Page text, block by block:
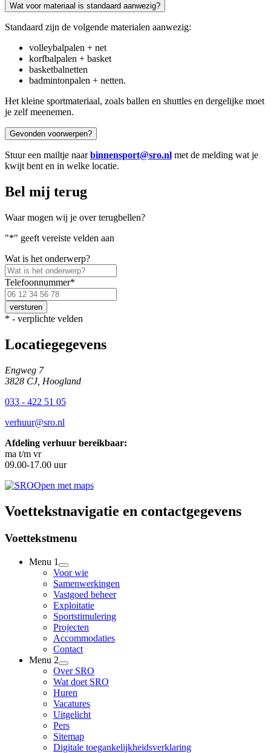
Wat voor materiaal is standaard aanwezig?
Standaard zijn de volgende materialen aanwezig:
volleybalpalen + net
korfbalpalen + basket
basketbalnetten
badmintonpalen + netten.
Het kleine sportmateriaal, zoals ballen en shuttles en dergelijke moet
je zelf meenemen.
Gevonden voorwerpen?
Stuur een mailtje naarbinnensport@sro.nl met de melding wat je
kwijt bent en in welke locatie.
Bel mij terug
Waar mogen wij je over terugbellen?
"*" geeft vereiste velden aan
Wat is het onderwerp?
Telefoonnummer*
een
* - verplichte velden
Locatiegegevens
Engweg 7
3828 CJ, Hoogland
033 - 422 51 05
verhuur@sro.nl
Afdeling verhuur bereikbaar:
ma t/m vr
09.00-17.00 uur
Open met maps
Voettekstnavigatie en contactgegevens
Voettekstmenu
Menu 1
Voor wie
Samenwerkingen
Vastgoed beheer
Exploitatie
Sportstimulering
Projecten
Accommodaties
Contact
Menu 2
Over SRO
Wat doet SRO
Huren
Vacatures
Uitgelicht
Pers
Sitemap
Digitale toegankelijkheidsverklaring